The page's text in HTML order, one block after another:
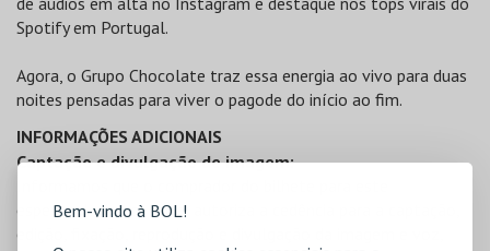
Bem-vindo à BOL!
Spotify em Portugal.
Agora, o Grupo Chocolate traz essa energia ao vivo para duas
noites pensadas para viver o pagode do início ao fim.
INFORMAÇÕES ADICIONAIS
Captação e divulgação de imagem:
espetáculo (ou convite) autoriza a cedência para a captação,
edição, fixação, reprodução e divulgação da imagem e voz,